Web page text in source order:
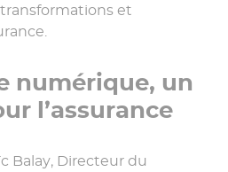
et
numérique, un
l’assurance
Balay, Directeur du